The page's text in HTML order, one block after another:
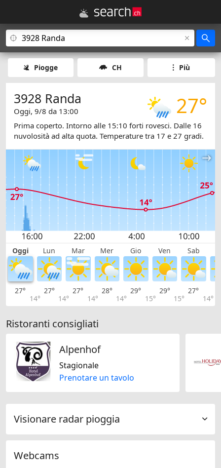
Piogge CH Più
27°
3928 Randa
Oggi, 9/8 da 13:00
Prima coperto. Intorno alle 15:10 forti rovesci. Dalle 16
nuvolosità ad alta quota. Temperature tra 17 e 27 gradi.
Oggi Lun Mar Mer Gio Ven Sab
27°
14°
27°
14°
27°
14°
28°
14°
29°
15°
29°
15°
27°
14°
Ristoranti consigliati
Alpenhof
Stagionale
Prenotare un tavolo
Visionare radar pioggia
Webcams